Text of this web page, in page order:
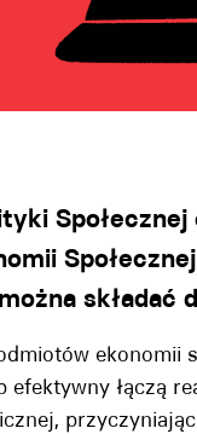
Społecznej
składać
ekonomii
łączą